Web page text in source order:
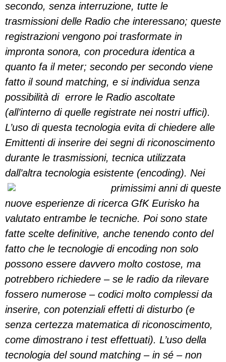
secondo, senza interruzione, tutte le
trasmissioni delle Radio che interessano; queste
registrazioni vengono poi trasformate in
impronta sonora, con procedura identica a
quanto fa il meter; secondo per secondo viene
fatto il sound matching, e si individua senza
possibilità di errore le Radio ascoltate
(all’interno di quelle registrate nei nostri uffici).
L’uso di questa tecnologia evita di chiedere alle
Emittenti di inserire dei segni di riconoscimento
durante le trasmissioni, tecnica utilizzata
dall’altra tecnologia esistente (encoding). Nei
primissimi anni di queste
nuove esperienze di ricerca GfK Eurisko ha
valutato entrambe le tecniche. Poi sono state
fatte scelte definitive, anche tenendo conto del
fatto che le tecnologie di encoding non solo
possono essere davvero molto costose, ma
potrebbero richiedere – se le radio da rilevare
fossero numerose – codici molto complessi da
inserire, con potenziali effetti di disturbo (e
senza certezza matematica di riconoscimento,
come dimostrano i test effettuati). L’uso della
tecnologia del sound matching – in sé – non